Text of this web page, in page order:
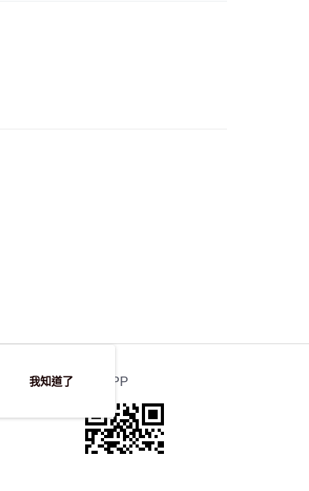
官方APP
我知道了